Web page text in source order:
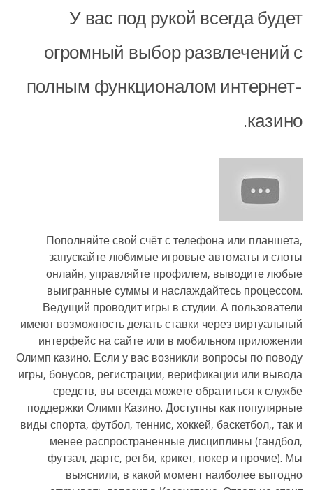
У вас под рукой всегда будет
огромный выбор развлечений с
полным функционалом интернет-
казино.
Пополняйте свой счёт с телефона или планшета,
запускайте любимые игровые автоматы и слоты
онлайн, управляйте профилем, выводите любые
выигранные суммы и наслаждайтесь процессом.
Ведущий проводит игры в студии. А пользователи
имеют возможность делать ставки через виртуальный
интерфейс на сайте или в мобильном приложении
Олимп казино. Если у вас возникли вопросы по поводу
игры, бонусов, регистрации, верификации или вывода
средств, вы всегда можете обратиться к службе
поддержки Олимп Казино. Доступны как популярные
виды спорта, футбол, теннис, хоккей, баскетбол,, так и
менее распространенные дисциплины (гандбол,
футзал, дартс, регби, крикет, покер и прочие). Мы
выяснили, в какой момент наиболее выгодно